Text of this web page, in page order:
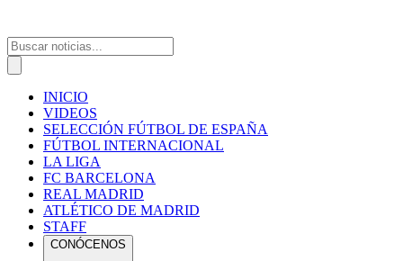
INICIO
VIDEOS
SELECCIÓN FÚTBOL DE ESPAÑA
FÚTBOL INTERNACIONAL
LA LIGA
FC BARCELONA
REAL MADRID
ATLÉTICO DE MADRID
STAFF
CONÓCENOS